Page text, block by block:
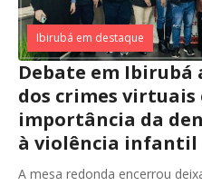
Ibirubá em destaque
Debate em
dos crimes virtuais
importância da
à violência infantil
A mesa redonda encerrou